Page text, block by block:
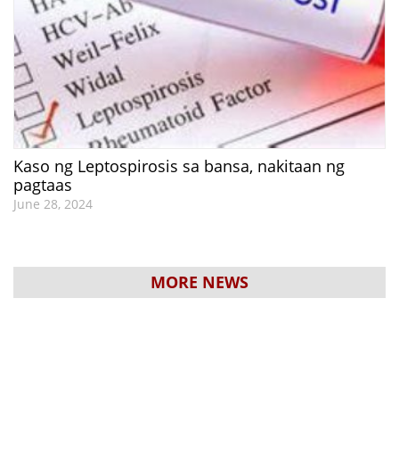
Kaso ng Leptospirosis sa bansa, nakitaan ng
pagtaas
June 28, 2024
MORE NEWS